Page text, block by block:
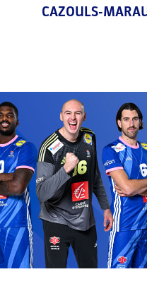
CAZOULS-